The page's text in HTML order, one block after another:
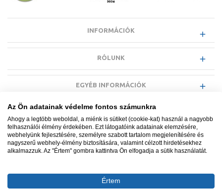
gázkonvektorokidőszaka. A modernizáció jegyében rengeteg
lakásból eltávolították a kályhákat, helyettük helytakarékosabb,
telepítettek. Ezek már
egyszerűbben szabályozható, tisztább és hatékonyabb fűtést
INFORMÁCIÓK
RÓLUNK
EGYÉB INFORMÁCIÓK
87052/2015.
Ügyfélszolgálat: +36 1 700 3500
Az Ön adatainak védelme fontos számunkra
Ahogy a legtöbb weboldal, a miénk is sütiket (cookie-kat) használ a nagyobb
felhasználói élmény érdekében. Ezt látogatóink adatainak elemzésére,
webhelyünk fejlesztésére, személyre szabott tartalom megjelenítésére és
nagyszerű webhely-élmény biztosítására, valamint célzott hirdetésekhez
alkalmazzuk. Az "Értem" gombra kattintva Ön elfogadja a sütik használatát.
Értem